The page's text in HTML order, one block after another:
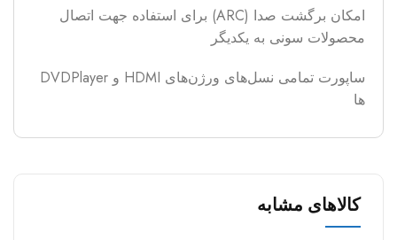
امکان برگشت صدا (ARC) برای استفاده جهت اتصال
محصولات سونی به یکدیگر
ساپورت تمامی نسل‌های ورژن‌های HDMI و DVDPlayer
ها
کالاهای مشابه